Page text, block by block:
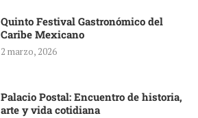
Quinto Festival Gastronómico del
Caribe Mexicano
2 marzo, 2026
Palacio Postal: Encuentro de historia,
arte y vida cotidiana